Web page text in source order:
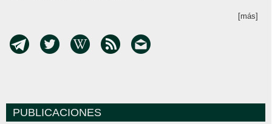
[más]
PUBLICACIONES